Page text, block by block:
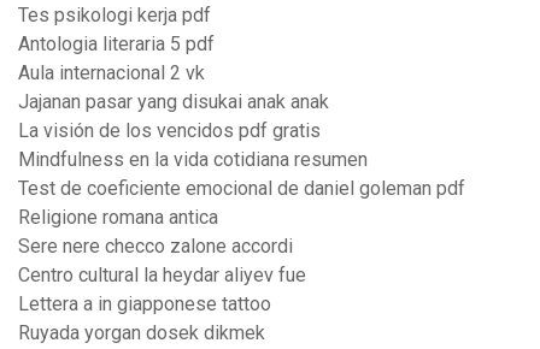
Tes psikologi kerja pdf
Antologia literaria 5 pdf
Aula internacional 2 vk
Jajanan pasar yang disukai anak anak
La visión de los vencidos pdf gratis
Mindfulness en la vida cotidiana resumen
Test de coeficiente emocional de daniel goleman pdf
Religione romana antica
Sere nere checco zalone accordi
Centro cultural la heydar aliyev fue
Lettera a in giapponese tattoo
Ruyada yorgan dosek dikmek